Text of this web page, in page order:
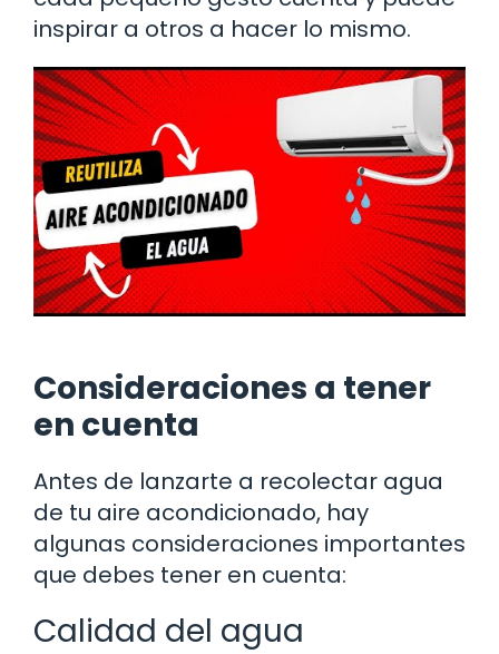
inspirar a otros a hacer lo mismo.
Consideraciones a tener
en cuenta
Antes de lanzarte a recolectar agua
de tu aire acondicionado, hay
algunas consideraciones importantes
que debes tener en cuenta:
Calidad del agua